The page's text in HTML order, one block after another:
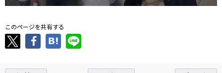
このページを共有する